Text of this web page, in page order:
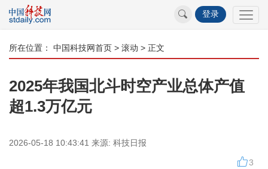
登录
所在位置： 中国科技网首页 > 滚动 > 正文
2025年我国北斗时空产业总体产值
超1.3万亿元
2026-05-18 10:43:41 来源: 科技日报
3